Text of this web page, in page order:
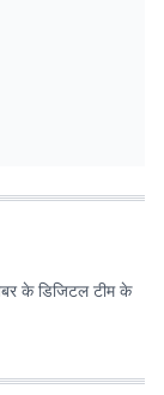
के डिजिटल टीम के